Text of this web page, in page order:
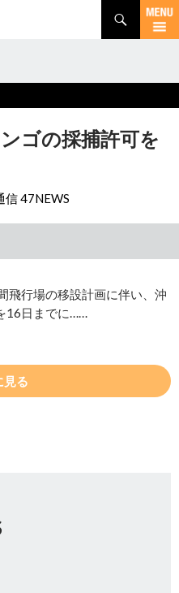
ゴの採捕許可を
信 47NEWS
飛行場の移設計画に伴い、沖
16日までに……
見る